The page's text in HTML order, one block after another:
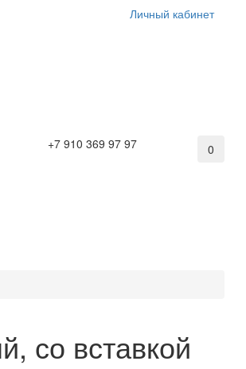
Личный кабинет
+7 910 369 97 97
0
со вставкой